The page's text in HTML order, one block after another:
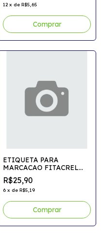
12 x de R$5,65
Comprar
ETIQUETA PARA
MARCACAO FITACREL
Gondola 30m 3gaps
R$25,90
6 x de R$5,19
Comprar